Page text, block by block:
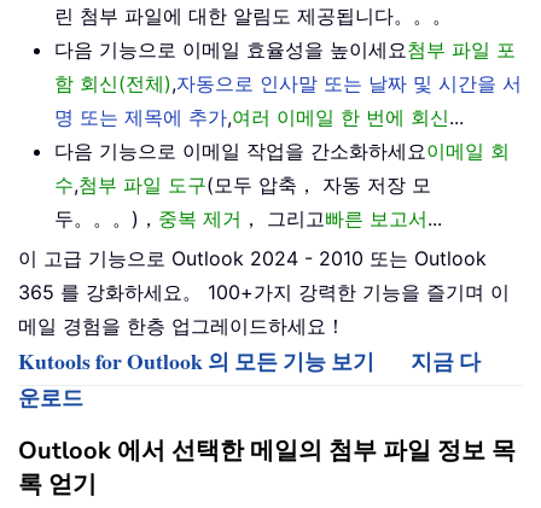
린 첨부 파일에 대한 알림도 제공됩니다。。。
다음 기능으로 이메일 효율성을 높이세요첨부 파일 포
함 회신(전체),자동으로 인사말 또는 날짜 및 시간을 서
명 또는 제목에 추가,여러 이메일 한 번에 회신...
다음 기능으로 이메일 작업을 간소화하세요이메일 회
수,첨부 파일 도구(모두 압축， 자동 저장 모
두。。。)， 중복 제거 ， 그리고빠른 보고서...
이 고급 기능으로 Outlook 2024 - 2010 또는 Outlook
365 를 강화하세요。 100+가지 강력한 기능을 즐기며 이
메일 경험을 한층 업그레이드하세요！
Kutools for Outlook 의 모든 기능 보기
지금 다
운로드
Outlook 에서 선택한 메일의 첨부 파일 정보 목
록 얻기